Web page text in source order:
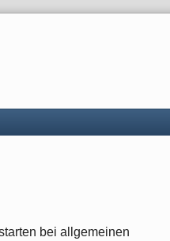
bei allgemeinen